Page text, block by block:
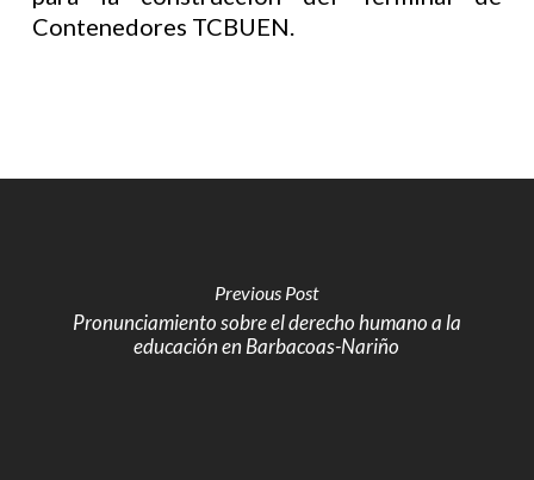
Contenedores TCBUEN.
Previous Post
Pronunciamiento sobre el derecho humano a la
educación en Barbacoas-Nariño